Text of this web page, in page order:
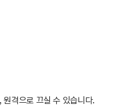
격으로 끄실 수 있습니다.